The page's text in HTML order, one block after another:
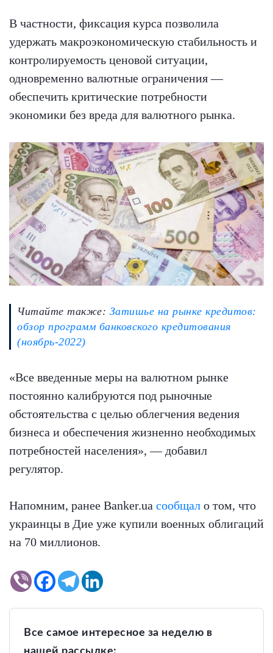
В частности, фиксация курса позволила
удержать макроэкономическую стабильность и
контролируемость ценовой ситуации,
одновременно валютные ограничения —
обеспечить критические потребности
экономики без вреда для валютного рынка.
Читайте также: Затишье на рынке кредитов:
обзор программ банковского кредитования
(ноябрь-2022)
«Все введенные меры на валютном рынке
постоянно калибруются под рыночные
обстоятельства с целью облегчения ведения
бизнеса и обеспечения жизненно необходимых
потребностей населения», — добавил
регулятор.
Напомним, ранее Banker.ua сообщал о том, что
украинцы в Дие уже купили военных облигаций
на 70 миллионов.
Все самое интересное за неделю в